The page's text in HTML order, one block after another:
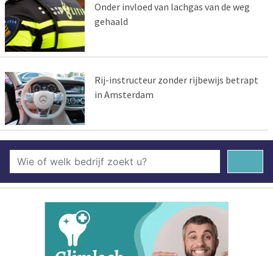
Onder invloed van lachgas van de weg
gehaald
Rij-instructeur zonder rijbewijs betrapt
in Amsterdam